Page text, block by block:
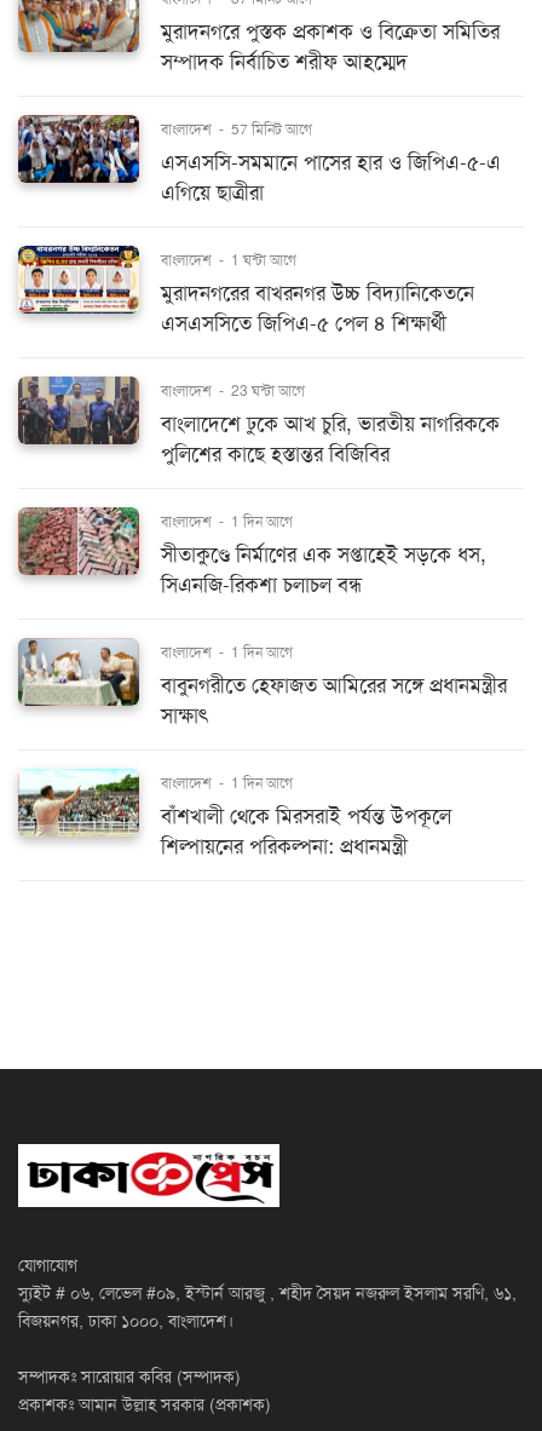
মুরাদনগরে পুস্তক প্রকাশক ও বিক্রেতা সমিতির
সম্পাদক নির্বাচিত শরীফ আহম্মেদ
বাংলাদেশ - 57 মিনিট আগে
এসএসসি-সমমানে পাসের হার ও জিপিএ-৫-এ
এগিয়ে ছাত্রীরা
বাংলাদেশ - 1 ঘন্টা আগে
মুরাদনগরের বাখরনগর উচ্চ বিদ্যানিকেতনে
এসএসসিতে জিপিএ-৫ পেল ৪ শিক্ষার্থী
বাংলাদেশ - 23 ঘন্টা আগে
বাংলাদেশে ঢুকে আখ চুরি, ভারতীয় নাগরিককে
পুলিশের কাছে হস্তান্তর বিজিবির
বাংলাদেশ - 1 দিন আগে
সীতাকুণ্ডে নির্মাণের এক সপ্তাহেই সড়কে ধস,
সিএনজি-রিকশা চলাচল বন্ধ
বাংলাদেশ - 1 দিন আগে
বাবুনগরীতে হেফাজত আমিরের সঙ্গে প্রধানমন্ত্রীর
সাক্ষাৎ
বাংলাদেশ - 1 দিন আগে
বাঁশখালী থেকে মিরসরাই পর্যন্ত উপকূলে
শিল্পায়নের পরিকল্পনা: প্রধানমন্ত্রী
যোগাযোগ
স্যুইট # ০৬, লেভেল #০৯, ইস্টার্ন আরজু , শহীদ সৈয়দ নজরুল ইসলাম সরণি, ৬১,
বিজয়নগর, ঢাকা ১০০০, বাংলাদেশ।
সম্পাদকঃ সারোয়ার কবির (সম্পাদক)
প্রকাশকঃ আমান উল্লাহ সরকার (প্রকাশক)